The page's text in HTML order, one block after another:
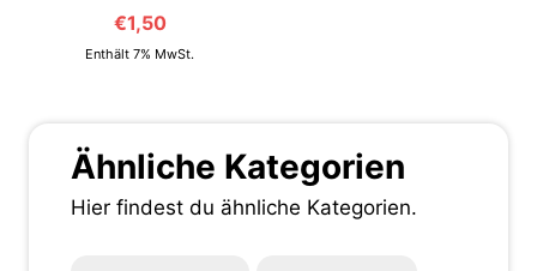
€1,50
Enthält 7% MwSt.
Ähnliche Kategorien
Hier findest du ähnliche Kategorien.